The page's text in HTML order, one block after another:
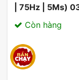
| 75Hz | 5Ms)
Còn hàng